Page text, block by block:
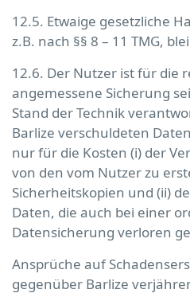
12.5. Etwaige gesetzliche
z.B. nach §§ 8 – 11 TMG,
12.6. Der Nutzer ist für die
angemessene Sicherung
Stand der Technik
Barlize verschuldeten
nur für die Kosten (i) der
von den vom Nutzer zu
Sicherheitskopien und (ii)
Daten, die auch bei einer
Datensicherung verloren
Ansprüche auf
gegenüber Barlize